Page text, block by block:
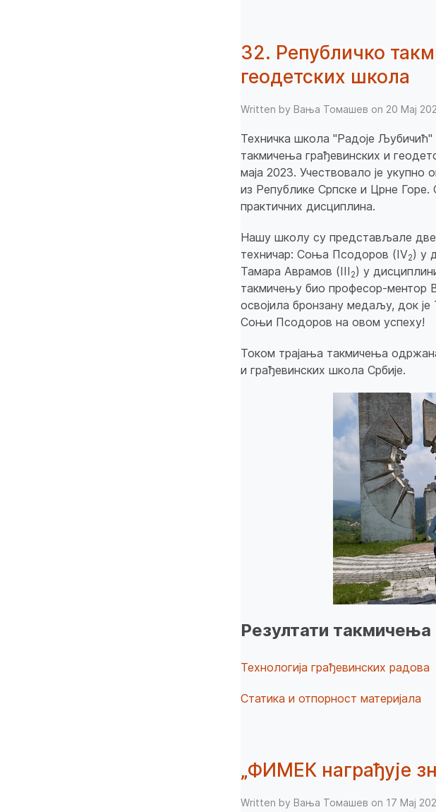
32. Републичко
геодетских школа
Written by Вања Томашев on 20 Мај
Техничка школа "Радоје
такмичења грађевинских и
маја 2023. Учествовало је укупно
из Републике Српске и Црне
практичних дисциплина.
Нашу школу су представљале две
техничар: Соња Псодоров (IV2) у
Тамара Аврамов (III 2) у
такмичењу био професор-ментор
освојила бронзану медаљу, док
Соњи Псодоров на овом успеху!
Током трајања такмичења
и грађевинских школа Србије.
Резултати такмичења
Технологија грађевинских радова
Статика и отпорност материјала
„ФИМЕК награђује
Written by Вања Томашев on 17 Мај